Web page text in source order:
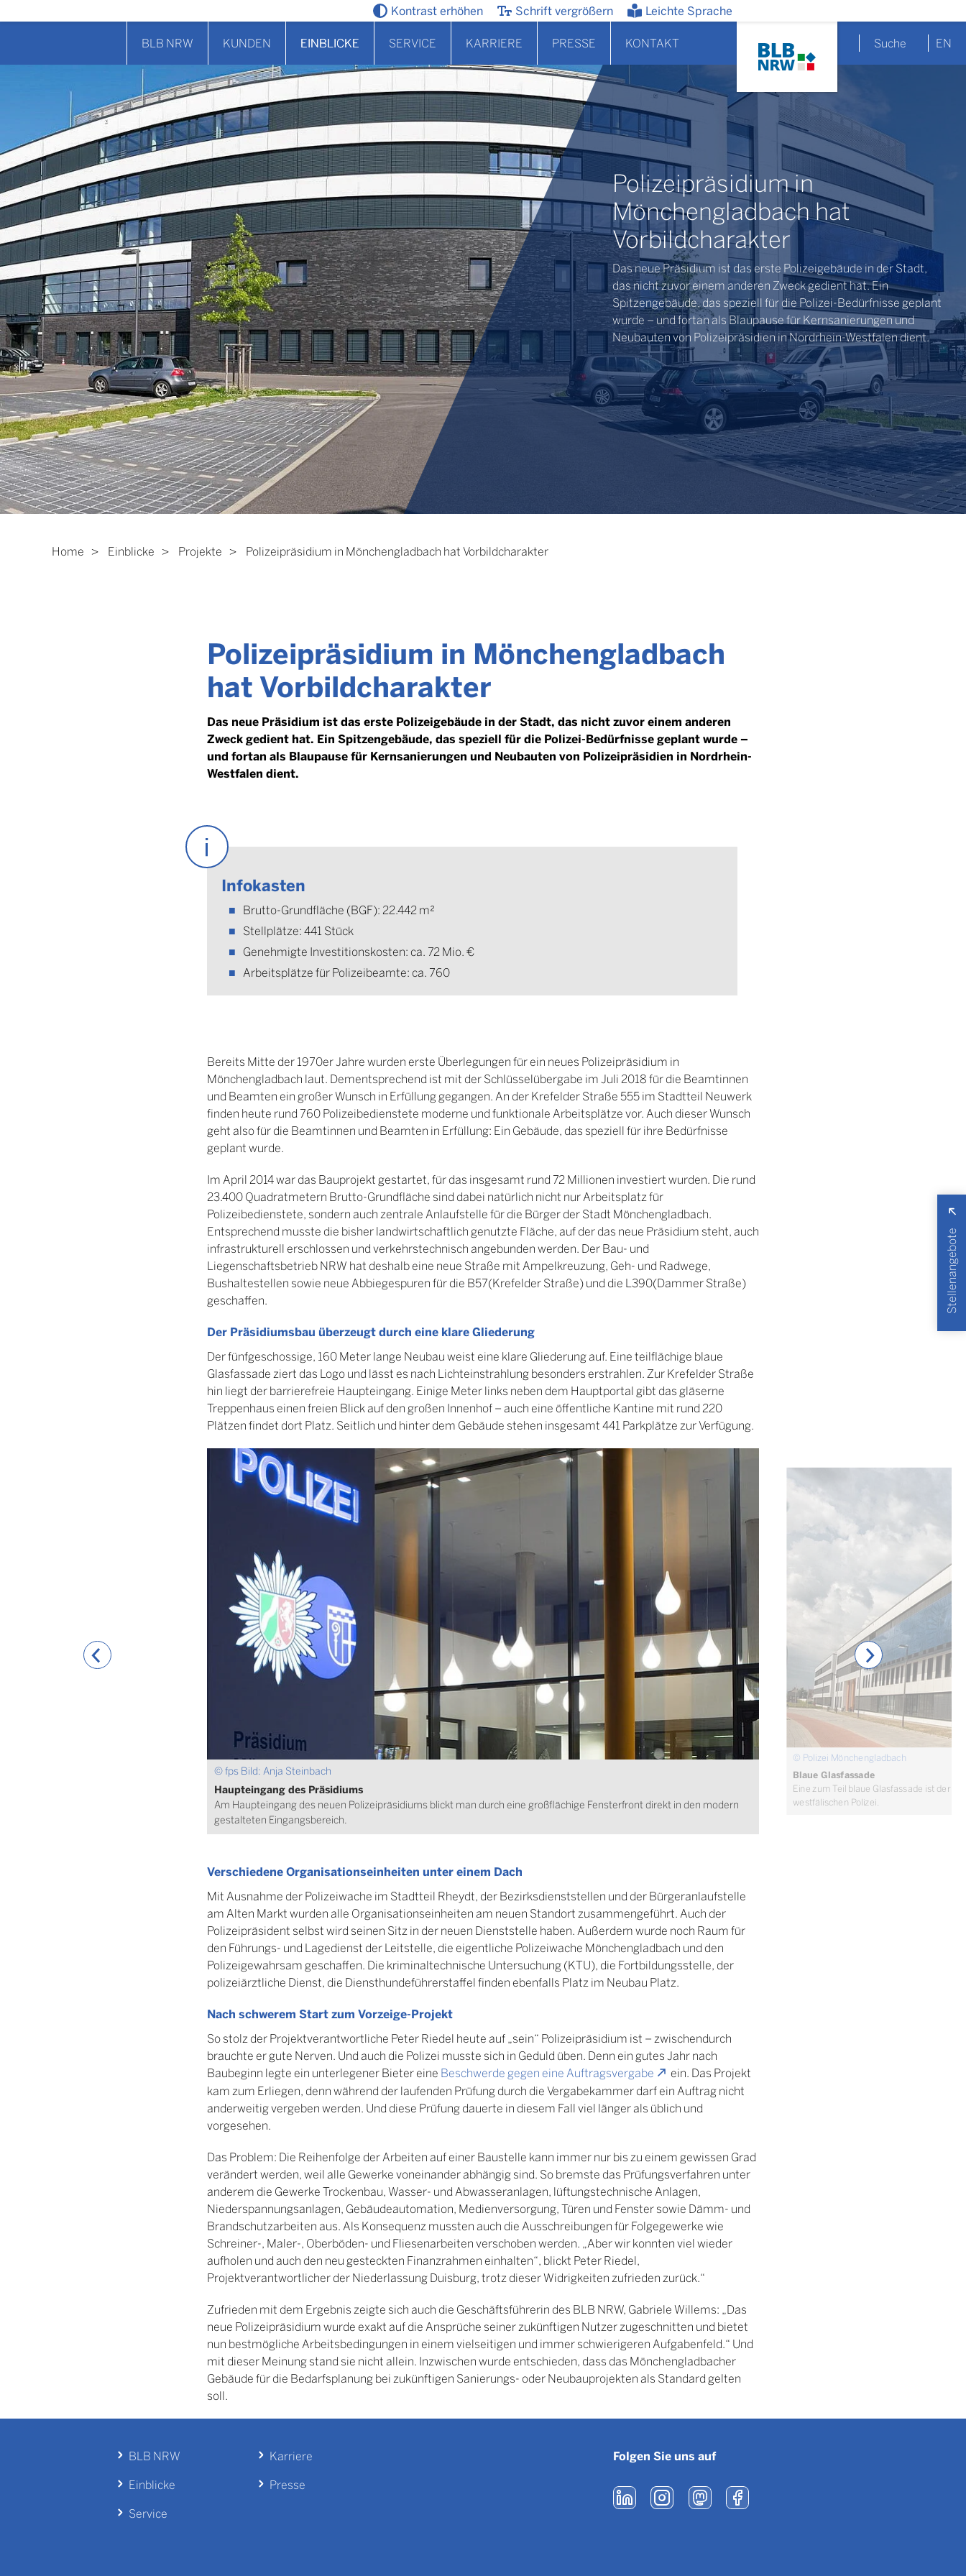
Kontrast erhöhen Schrift vergrößern Leichte Sprache
BLB NRW KUNDEN EINBLICKE SERVICE KARRIERE PRESSE KONTAKT Suche EN
Polizeipräsidium in
Mönchengladbach hat
Vorbildcharakter
Das neue Präsidium ist das erste Polizeigebäude in der Stadt,
das nicht zuvor einem anderen Zweck gedient hat. Ein
Spitzengebäude, das speziell für die Polizei-Bedürfnisse geplant
wurde – und fortan als Blaupause für Kernsanierungen und
Neubauten von Polizeipräsidien in Nordrhein-Westfalen dient.
Home Einblicke Projekte Polizeipräsidium in Mönchengladbach hat Vorbildcharakter
Polizeipräsidium in Mönchengladbach
hat Vorbildcharakter
Das neue Präsidium ist das erste Polizeigebäude in der Stadt, das nicht zuvor einem anderen
Zweck gedient hat. Ein Spitzengebäude, das speziell für die Polizei-Bedürfnisse geplant wurde –
und fortan als Blaupause für Kernsanierungen und Neubauten von Polizeipräsidien in Nordrhein-
Westfalen dient.
Infokasten
Brutto-Grundfläche (BGF): 22.442 m²
Stellplätze: 441 Stück
Genehmigte Investitionskosten: ca. 72 Mio. €
Arbeitsplätze für Polizeibeamte: ca. 760
Bereits Mitte der 1970er Jahre wurden erste Überlegungen für ein neues Polizeipräsidium in
Mönchengladbach laut. Dementsprechend ist mit der Schlüsselübergabe im Juli 2018 für die Beamtinnen
und Beamten ein großer Wunsch in Erfüllung gegangen. An der Krefelder Straße 555 im Stadtteil Neuwerk
finden heute rund 760 Polizeibedienstete moderne und funktionale Arbeitsplätze vor. Auch dieser Wunsch
geht also für die Beamtinnen und Beamten in Erfüllung: Ein Gebäude, das speziell für ihre Bedürfnisse
geplant wurde.
Im April 2014 war das Bauprojekt gestartet, für das insgesamt rund 72 Millionen investiert wurden. Die rund
23.400 Quadratmetern Brutto-Grundfläche sind dabei natürlich nicht nur Arbeitsplatz für
Polizeibedienstete, sondern auch zentrale Anlaufstelle für die Bürger der Stadt Mönchengladbach.
Entsprechend musste die bisher landwirtschaftlich genutzte Fläche, auf der das neue Präsidium steht, auch
infrastrukturell erschlossen und verkehrstechnisch angebunden werden. Der Bau- und
Liegenschaftsbetrieb NRW hat deshalb eine neue Straße mit Ampelkreuzung, Geh- und Radwege,
Bushaltestellen sowie neue Abbiegespuren für die B57(Krefelder Straße) und die L390(Dammer Straße)
geschaffen.
Der Präsidiumsbau überzeugt durch eine klare Gliederung
Der fünfgeschossige, 160 Meter lange Neubau weist eine klare Gliederung auf. Eine teilflächige blaue
Glasfassade ziert das Logo und lässt es nach Lichteinstrahlung besonders erstrahlen. Zur Krefelder Straße
hin liegt der barrierefreie Haupteingang. Einige Meter links neben dem Hauptportal gibt das gläserne
Treppenhaus einen freien Blick auf den großen Innenhof – auch eine öffentliche Kantine mit rund 220
Plätzen findet dort Platz. Seitlich und hinter dem Gebäude stehen insgesamt 441 Parkplätze zur Verfügung.
© fps Bild: Anja Steinbach
Haupteingang des Präsidiums
Am Haupteingang des neuen Polizeipräsidiums blickt man durch eine großflächige Fensterfront direkt in den modern
gestalteten Eingangsbereich.
© Polizei Mönchengladbach
Blaue Glasfassade
Eine zum Teil blaue Glasfassade ist der
westfälischen Polizei.
Verschiedene Organisationseinheiten unter einem Dach
Mit Ausnahme der Polizeiwache im Stadtteil Rheydt, der Bezirksdienststellen und der Bürgeranlaufstelle
am Alten Markt wurden alle Organisationseinheiten am neuen Standort zusammengeführt. Auch der
Polizeipräsident selbst wird seinen Sitz in der neuen Dienststelle haben. Außerdem wurde noch Raum für
den Führungs- und Lagedienst der Leitstelle, die eigentliche Polizeiwache Mönchengladbach und den
Polizeigewahrsam geschaffen. Die kriminaltechnische Untersuchung (KTU), die Fortbildungsstelle, der
polizeiärztliche Dienst, die Diensthundeführerstaffel finden ebenfalls Platz im Neubau Platz.
Nach schwerem Start zum Vorzeige-Projekt
So stolz der Projektverantwortliche Peter Riedel heute auf „sein“ Polizeipräsidium ist – zwischendurch
brauchte er gute Nerven. Und auch die Polizei musste sich in Geduld üben. Denn ein gutes Jahr nach
Baubeginn legte ein unterlegener Bieter eine Beschwerde gegen eine Auftragsvergabe
ein. Das Projekt
kam zum Erliegen, denn während der laufenden Prüfung durch die Vergabekammer darf ein Auftrag nicht
anderweitig vergeben werden. Und diese Prüfung dauerte in diesem Fall viel länger als üblich und
vorgesehen.
Das Problem: Die Reihenfolge der Arbeiten auf einer Baustelle kann immer nur bis zu einem gewissen Grad
verändert werden, weil alle Gewerke voneinander abhängig sind. So bremste das Prüfungsverfahren unter
anderem die Gewerke Trockenbau, Wasser- und Abwasseranlagen, lüftungstechnische Anlagen,
Niederspannungsanlagen, Gebäudeautomation, Medienversorgung, Türen und Fenster sowie Dämm- und
Brandschutzarbeiten aus. Als Konsequenz mussten auch die Ausschreibungen für Folgegewerke wie
Schreiner-, Maler-, Oberböden- und Fliesenarbeiten verschoben werden. „Aber wir konnten viel wieder
aufholen und auch den neu gesteckten Finanzrahmen einhalten“, blickt Peter Riedel,
Projektverantwortlicher der Niederlassung Duisburg, trotz dieser Widrigkeiten zufrieden zurück.“
Zufrieden mit dem Ergebnis zeigte sich auch die Geschäftsführerin des BLB NRW, Gabriele Willems: „Das
neue Polizeipräsidium wurde exakt auf die Ansprüche seiner zukünftigen Nutzer zugeschnitten und bietet
nun bestmögliche Arbeitsbedingungen in einem vielseitigen und immer schwierigeren Aufgabenfeld.“ Und
mit dieser Meinung stand sie nicht allein. Inzwischen wurde entschieden, dass das Mönchengladbacher
Gebäude für die Bedarfsplanung bei zukünftigen Sanierungs- oder Neubauprojekten als Standard gelten
soll.
BLB NRW
Einblicke
Service
Karriere
Presse
Folgen Sie uns auf
Stellenangebote